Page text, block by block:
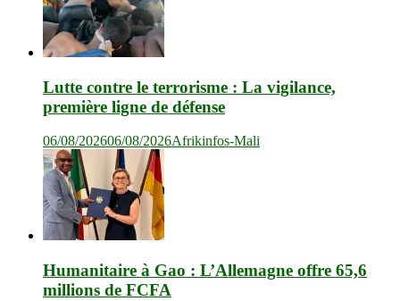
Lutte contre le terrorisme : La vigilance,
première ligne de défense
06/08/202606/08/2026Afrikinfos-Mali
Humanitaire à Gao : L’Allemagne offre 65,6
millions de FCFA